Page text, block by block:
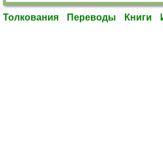
Толкования Переводы Книги